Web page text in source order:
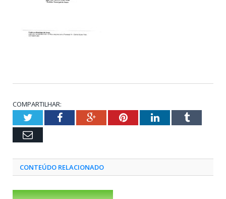
COMPARTILHAR:
TwitterFacebookGoogle+PinterestLinkedInTumblr
Email
CONTEÚDO RELACIONADO